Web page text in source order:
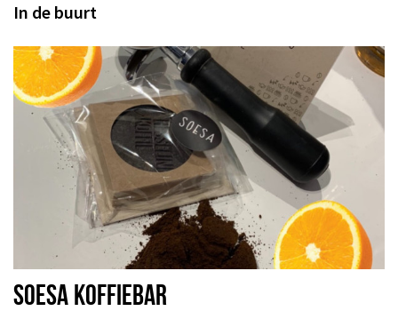
In de buurt
SOESA KOFFIEBAR